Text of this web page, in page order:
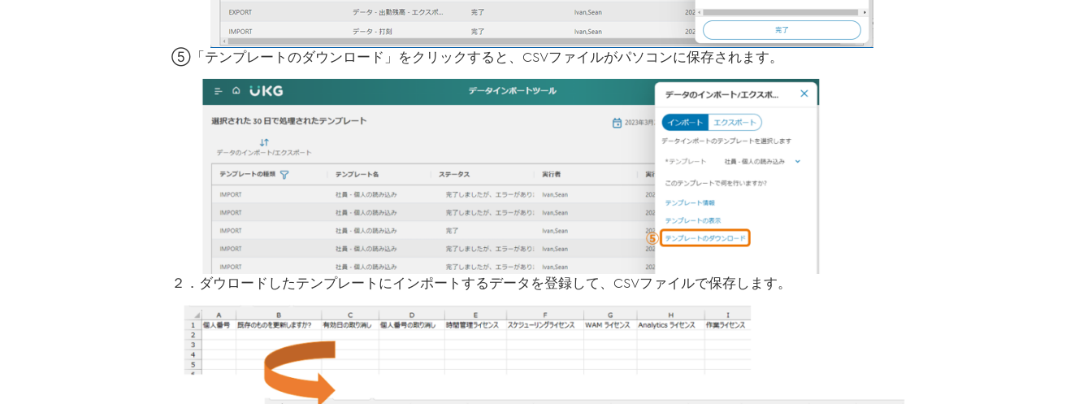
⑤「テンプレートのダウンロード」をクリックすると、CSVファイルがパソコンに保存されます。
２．ダウロードしたテンプレートにインポートするデータを登録して、CSVファイルで保存します。